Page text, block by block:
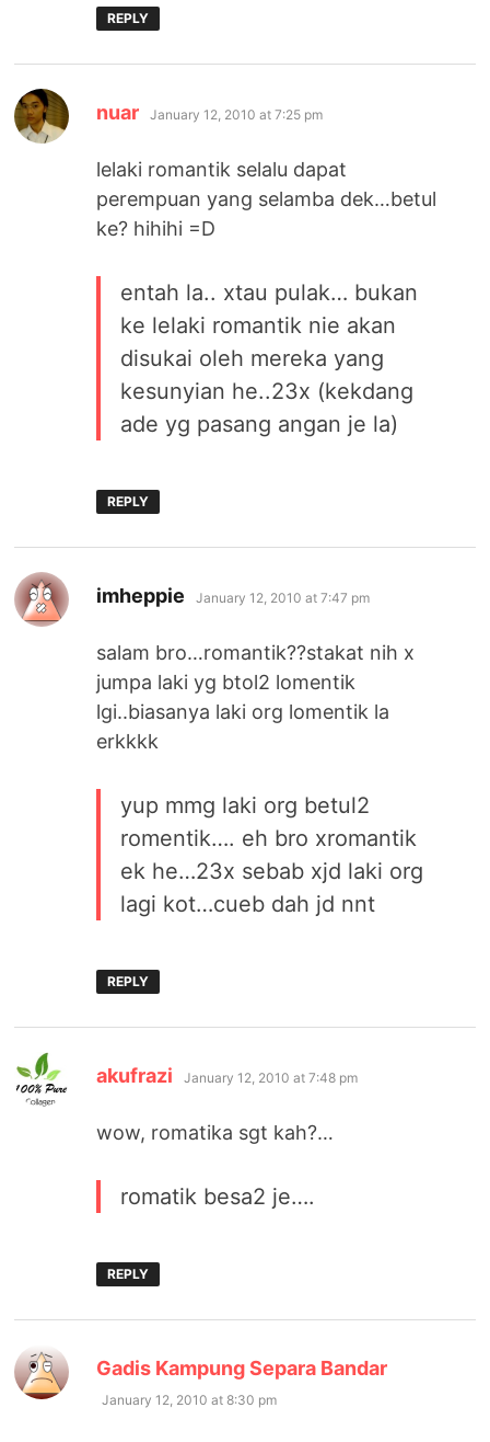
REPLY
nuar says:
January 12, 2010 at 7:25 pm
lelaki romantik selalu dapat
perempuan yang selamba dek…betul
ke? hihihi =D
entah la.. xtau pulak… bukan
ke lelaki romantik nie akan
disukai oleh mereka yang
kesunyian he..23x (kekdang
ade yg pasang angan je la)
REPLY
imheppie says:
January 12, 2010 at 7:47 pm
salam bro…romantik??stakat nih x
jumpa laki yg btol2 lomentik
lgi..biasanya laki org lomentik la
erkkkk
yup mmg laki org betul2
romentik…. eh bro xromantik
ek he…23x sebab xjd laki org
lagi kot…cueb dah jd nnt
REPLY
akufrazi says:
January 12, 2010 at 7:48 pm
wow, romatika sgt kah?…
romatik besa2 je….
REPLY
Gadis Kampung Separa Bandar
January 12, 2010 at 8:30 pm